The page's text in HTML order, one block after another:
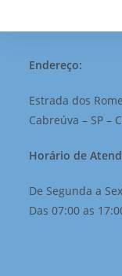
Endereço:
Estrada dos
Cabreúva – SP –
Horário de
De Segunda a
Das 07:00 as